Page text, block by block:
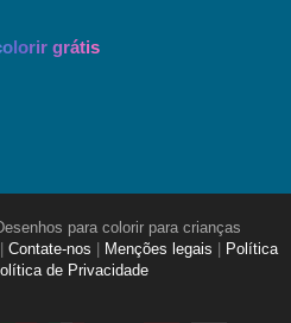
grátis
para colorir para crianças
Contate-nos Menções legais
Política
de Privacidade